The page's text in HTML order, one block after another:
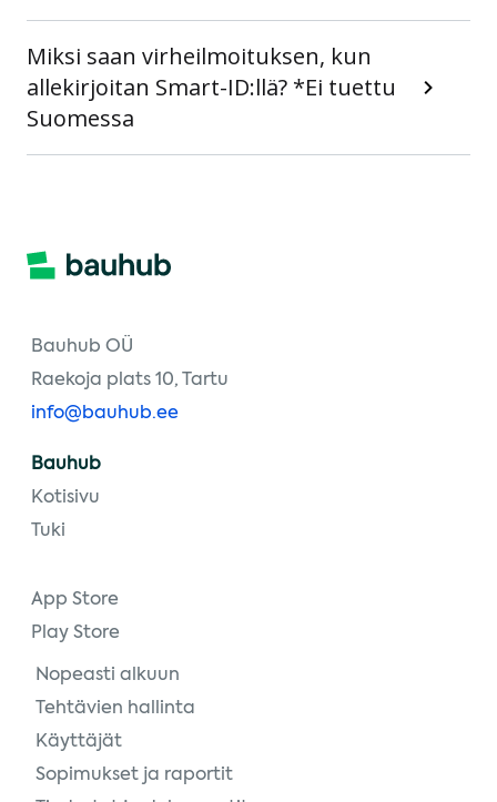
Miksi saan virheilmoituksen, kun
allekirjoitan Smart-ID:llä? *Ei tuettu
Suomessa
Bauhub OÜ
Raekoja plats 10, Tartu
info@bauhub.ee
Bauhub
Kotisivu
Tuki
App Store
Play Store
Nopeasti alkuun
Tehtävien hallinta
Käyttäjät
Sopimukset ja raportit